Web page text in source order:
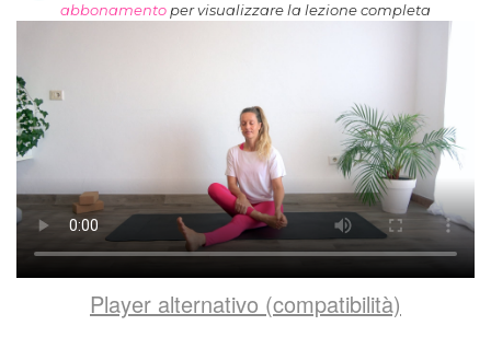
abbonamento per visualizzare la lezione completa
Player alternativo (compatibilità)